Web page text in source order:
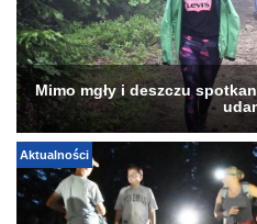
Mimo mgły i deszczu
Aktualności